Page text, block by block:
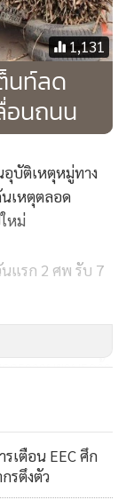
1,131
นท์ลด
อนถนน
บัติเหตุหมู่ทาง
เหตุตลอด
หม่
นแรก 2 ศพ รับ 7
ราวานยานรกว้า
เตือน EEC ศึก
รตึงตัว